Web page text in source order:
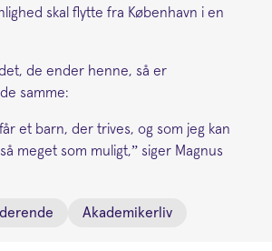
skal flytte fra København i en
de ender henne, så er
samme:
et barn, der trives, og som jeg kan
meget som muligt,” siger Magnus
Akademikerliv